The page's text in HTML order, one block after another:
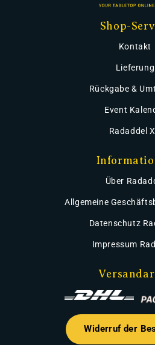
Shop-
Kontakt
Lieferung
Rückgabe &
Event
Radaddel
Über
Allgemeine
Datenschutz
Impressum
Widerruf der